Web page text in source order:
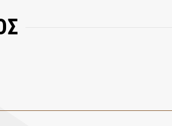
σαγηνευτική βάση από ξύλο κέδρου,
του παριζιάνικου στιλ, που θυμίζει